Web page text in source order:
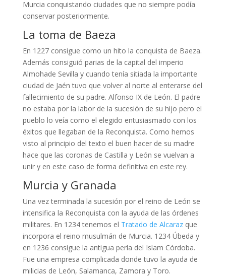
Murcia conquistando ciudades que no siempre podía
conservar posteriormente.
La toma de Baeza
En 1227 consigue como un hito la conquista de Baeza.
Además consiguió parias de la capital del imperio
Almohade Sevilla y cuando tenía sitiada la importante
ciudad de Jaén tuvo que volver al norte al enterarse del
fallecimiento de su padre. Alfonso IX de León. El padre
no estaba por la labor de la sucesión de su hijo pero el
pueblo lo veía como el elegido entusiasmado con los
éxitos que llegaban de la Reconquista. Como hemos
visto al principio del texto el buen hacer de su madre
hace que las coronas de Castilla y León se vuelvan a
unir y en este caso de forma definitiva en este rey.
Murcia y Granada
Una vez terminada la sucesión por el reino de León se
intensifica la Reconquista con la ayuda de las órdenes
militares. En 1234 tenemos el Tratado de Alcarazque
incorpora el reino musulmán de Murcia. 1234 Úbeda y
en 1236 consigue la antigua perla del Islam Córdoba.
Fue una empresa complicada donde tuvo la ayuda de
milicias de León, Salamanca, Zamora y Toro.